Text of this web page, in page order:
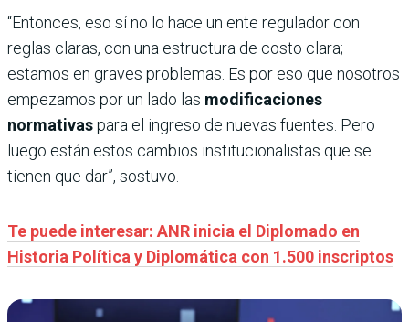
“Entonces, eso sí no lo hace un ente regulador con
reglas claras, con una estructura de costo clara;
estamos en graves problemas. Es por eso que nosotros
empezamos por un lado las modificaciones
normativaspara el ingreso de nuevas fuentes. Pero
luego están estos cambios institucionalistas que se
tienen que dar”, sostuvo.
Te puede interesar: ANR inicia el Diplomado en
Historia Política y Diplomática con 1.500 inscriptos